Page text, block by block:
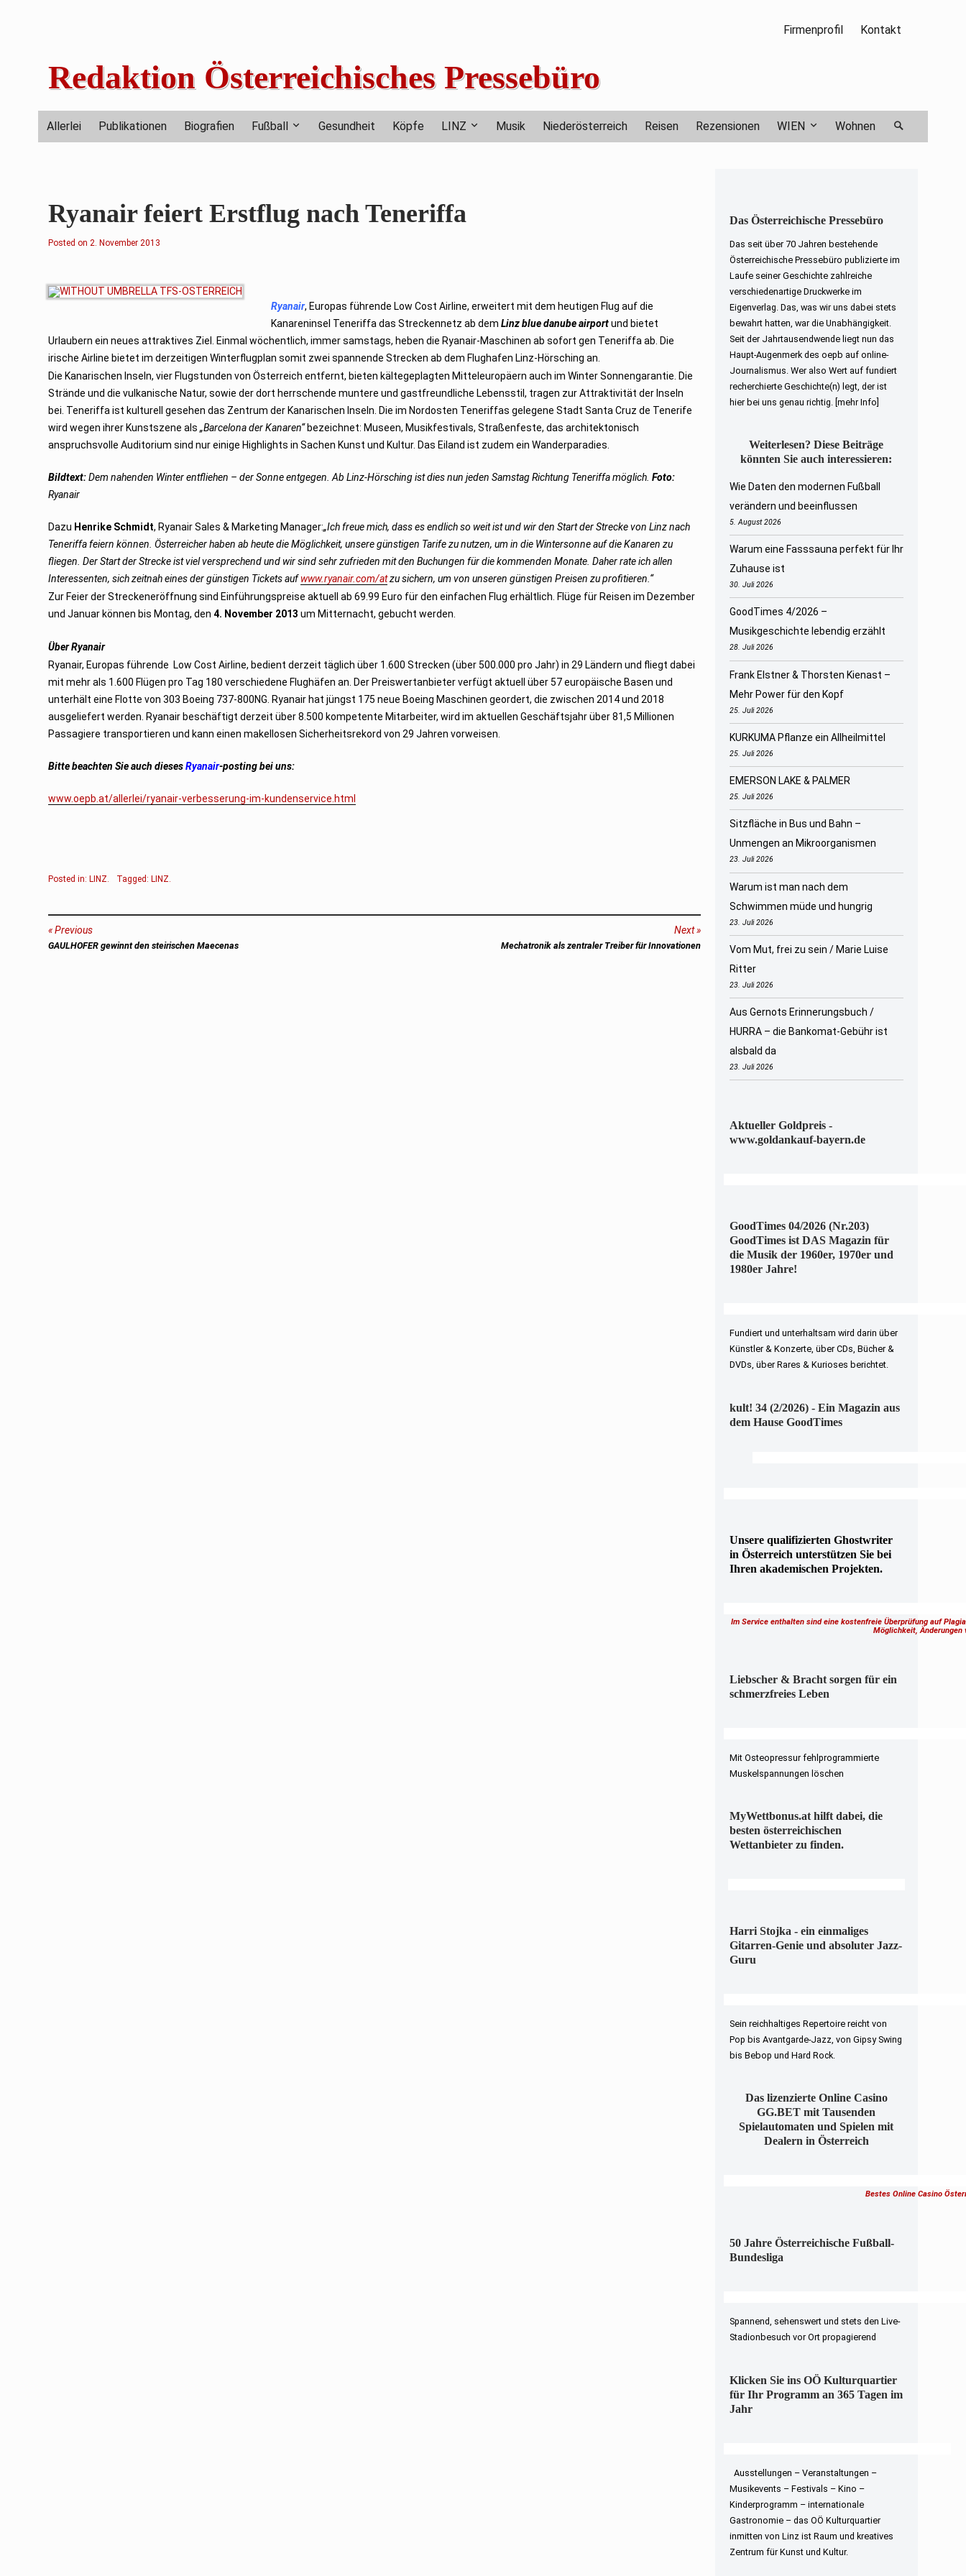
Firmenprofil Kontakt
Redaktion Österreichisches Pressebüro
Allerlei Publikationen Biografien Fußball Gesundheit Köpfe LINZ Musik Niederösterreich Reisen Rezensionen WIEN Wohnen
Ryanair feiert Erstflug nach Teneriffa
Posted on 3
e
m
0
1
3
2. November 2013
Ryanair, Europas führende Low Cost Airline, erweitert mit dem heutigen Flug auf die
Kanareninsel Teneriffa das Streckennetz ab demLinz blue danube airportund bietet
Urlaubern ein neues attraktives Ziel. Einmal wöchentlich, immer samstags, heben die Ryanair-Maschinen ab sofort gen Teneriffa ab. Die
irische Airline bietet im derzeitigen Winterflugplan somit zwei spannende Strecken ab dem Flughafen Linz-Hörsching an.
Die Kanarischen Inseln, vier Flugstunden von Österreich entfernt, bieten kältegeplagten Mitteleuropäern auch im Winter Sonnengarantie. Die
Strände und die vulkanische Natur, sowie der dort herrschende muntere und gastfreundliche Lebensstil, tragen zur Attraktivität der Inseln
bei. Teneriffa ist kulturell gesehen das Zentrum der Kanarischen Inseln. Die im Nordosten Teneriffas gelegene Stadt Santa Cruz de Tenerife
wird wegen ihrer Kunstszene als„Barcelona der Kanaren“bezeichnet: Museen, Musikfestivals, Straßenfeste, das architektonisch
anspruchsvolle Auditorium sind nur einige Highlights in Sachen Kunst und Kultur. Das Eiland ist zudem ein Wanderparadies.
Bildtext:Dem nahenden Winter entfliehen – der Sonne entgegen. Ab Linz-Hörsching ist dies nun jeden Samstag Richtung Teneriffa möglich.Foto:
Ryanair
Dazu Henrike Schmidt, Ryanair Sales & Marketing Manager:„Ich freue mich, dass es endlich so weit ist und wir den Start der Strecke von Linz nach
Teneriffa feiern können. Österreicher haben ab heute die Möglichkeit, unsere günstigen Tarife zu nutzen, um in die Wintersonne auf die Kanaren zu
fliegen. Der Start der Strecke ist viel versprechend und wir sind sehr zufrieden mit den Buchungen für die kommenden Monate. Daher rate ich allen
Interessenten, sich zeitnah eines der günstigen Tickets aufwww.ryanair.com/atzu sichern, um von unseren günstigen Preisen zu profitieren.“
Zur Feier der Streckeneröffnung sind Einführungspreise aktuell ab 69.99 Euro für den einfachen Flug erhältlich. Flüge für Reisen im Dezember
und Januar können bis Montag, den4. November 2013 um Mitternacht, gebucht werden.
Über Ryanair
Ryanair, Europas führende Low Cost Airline, bedient derzeit täglich über 1.600 Strecken (über 500.000 pro Jahr) in 29 Ländern und fliegt dabei
mit mehr als 1.600 Flügen pro Tag 180 verschiedene Flughäfen an. Der Preiswertanbieter verfügt aktuell über 57 europäische Basen und
unterhält eine Flotte von 303 Boeing 737-800NG. Ryanair hat jüngst 175 neue Boeing Maschinen geordert, die zwischen 2014 und 2018
ausgeliefert werden. Ryanair beschäftigt derzeit über 8.500 kompetente Mitarbeiter, wird im aktuellen Geschäftsjahr über 81,5 Millionen
Passagiere transportieren und kann einen makellosen Sicherheitsrekord von 29 Jahren vorweisen.
Bitte beachten Sie auch diesesRyanair-posting bei uns:
www.oepb.at/allerlei/ryanair-verbesserung-im-kundenservice.html
Posted in:LINZ Tagged:LINZ
Beitragsnavigation
Previous
Previous
GAULHOFER gewinnt den steirischen Maecenas
Next
Next
Mechatronik als zentraler Treiber für Innovationen
Das Österreichische Pressebüro
Das seit über 70 Jahren bestehende
Österreichische Pressebüro publizierte im
Laufe seiner Geschichte zahlreiche
verschiedenartige Druckwerke im
Eigenverlag. Das, was wir uns dabei stets
bewahrt hatten, war die Unabhängigkeit.
Seit der Jahrtausendwende liegt nun das
Haupt-Augenmerk des oepb auf online-
Journalismus. Wer also Wert auf fundiert
recherchierte Geschichte(n) legt, der ist
hier bei uns genau richtig. [mehr Info]
Weiterlesen? Diese Beiträge
könnten Sie auch interessieren:
Wie Daten den modernen Fußball
verändern und beeinflussen
5. August 2026
Warum eine Fasssauna perfekt für Ihr
Zuhause ist
30. Juli 2026
GoodTimes 4/2026 –
Musikgeschichte lebendig erzählt
28. Juli 2026
Frank Elstner & Thorsten Kienast –
Mehr Power für den Kopf
25. Juli 2026
KURKUMA Pflanze ein Allheilmittel
25. Juli 2026
EMERSON LAKE & PALMER
25. Juli 2026
Sitzfläche in Bus und Bahn –
Unmengen an Mikroorganismen
23. Juli 2026
Warum ist man nach dem
Schwimmen müde und hungrig
23. Juli 2026
Vom Mut, frei zu sein / Marie Luise
Ritter
23. Juli 2026
Aus Gernots Erinnerungsbuch /
HURRA – die Bankomat-Gebühr ist
alsbald da
23. Juli 2026
Aktueller Goldpreis -
www.goldankauf-bayern.de
GoodTimes 04/2026 (Nr.203)
GoodTimes ist DAS Magazin für
die Musik der 1960er, 1970er und
1980er Jahre!
Fundiert und unterhaltsam wird darin über
Künstler & Konzerte, über CDs, Bücher &
DVDs, über Rares & Kurioses berichtet.
kult! 34 (2/2026) - Ein Magazin aus
dem Hause GoodTimes
Unsere qualifizierten Ghostwriter
in Österreich unterstützen Sie bei
Ihren akademischen Projekten.
Im Service enthalten sind eine kostenfreie Überprüfung auf
Möglichkeit,
Liebscher & Bracht sorgen für ein
schmerzfreies Leben
Mit Osteopressur fehlprogrammierte
Muskelspannungen löschen
MyWettbonus.at hilft dabei, die
besten österreichischen
Wettanbieter zu finden.
Harri Stojka - ein einmaliges
Gitarren-Genie und absoluter Jazz-
Guru
Sein reichhaltiges Repertoire reicht von
Pop bis Avantgarde-Jazz, von Gipsy Swing
bis Bebop und Hard Rock.
Das lizenzierte Online Casino
GG.BET mit Tausenden
Spielautomaten und Spielen mit
Dealern in Österreich
Bestes Online Casino
50 Jahre Österreichische Fußball-
Bundesliga
Spannend, sehenswert und stets den Live-
Stadionbesuch vor Ort propagierend
Klicken Sie ins OÖ Kulturquartier
für Ihr Programm an 365 Tagen im
Jahr
Ausstellungen – Veranstaltungen –
Musikevents – Festivals – Kino –
Kinderprogramm – internationale
Gastronomie – das OÖ Kulturquartier
inmitten von Linz ist Raum und kreatives
Zentrum für Kunst und Kultur.